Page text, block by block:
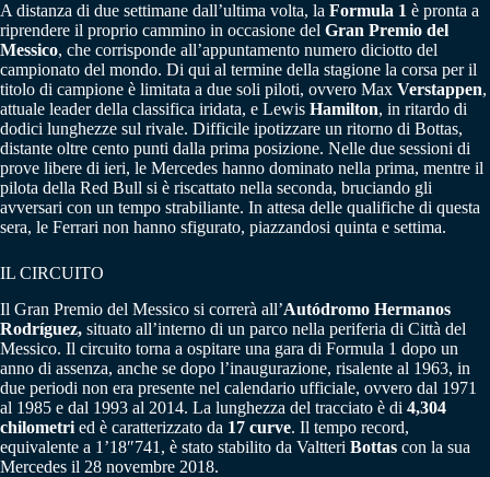
A distanza di due settimane dall’ultima volta, la Formula 1 è pronta a
riprendere il proprio cammino in occasione del Gran Premio del
Messico, che corrisponde all’appuntamento numero diciotto del
campionato del mondo. Di qui al termine della stagione la corsa per il
titolo di campione è limitata a due soli piloti, ovvero Max Verstappen,
attuale leader della classifica iridata, e Lewis Hamilton, in ritardo di
dodici lunghezze sul rivale. Difficile ipotizzare un ritorno di Bottas,
distante oltre cento punti dalla prima posizione. Nelle due sessioni di
prove libere di ieri, le Mercedes hanno dominato nella prima, mentre il
pilota della Red Bull si è riscattato nella seconda, bruciando gli
avversari con un tempo strabiliante. In attesa delle qualifiche di questa
sera, le Ferrari non hanno sfigurato, piazzandosi quinta e settima.
IL CIRCUITO
Il Gran Premio del Messico si correrà all’Autódromo Hermanos
Rodríguez, situato all’interno di un parco nella periferia di Città del
Messico. Il circuito torna a ospitare una gara di Formula 1 dopo un
anno di assenza, anche se dopo l’inaugurazione, risalente al 1963, in
due periodi non era presente nel calendario ufficiale, ovvero dal 1971
al 1985 e dal 1993 al 2014. La lunghezza del tracciato è di 4,304
chilometri ed è caratterizzato da 17 curve. Il tempo record,
equivalente a 1’18″741, è stato stabilito da Valtteri Bottas con la sua
Mercedes il 28 novembre 2018.